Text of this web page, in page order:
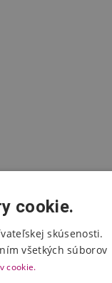
cookie.
skúsenosti.
všetkých súborov
cookie.